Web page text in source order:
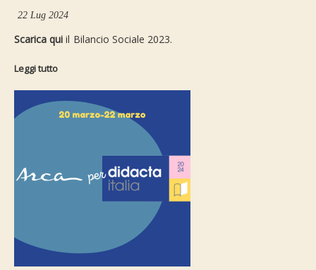
22 Lug 2024
Scarica quiil Bilancio Sociale 2023.
Leggi tutto